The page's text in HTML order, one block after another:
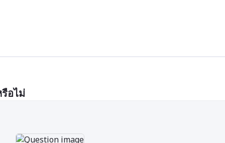
อไม่